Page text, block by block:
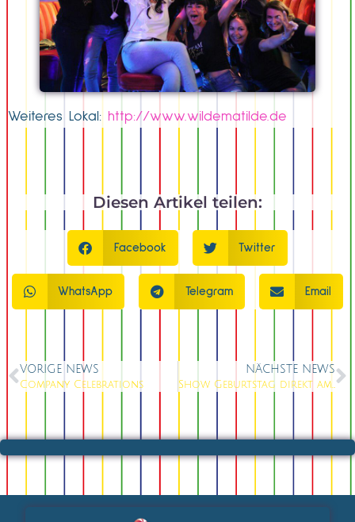
Weiteres Lokal: http://www.wildematilde.de
Diesen Artikel teilen:
Facebook Twitter
WhatsApp Telegram Email
VORIGE NEWS
Company Celebrations
NÄCHSTE NEWS
Show Geburtstag direkt am Alexanderplatz